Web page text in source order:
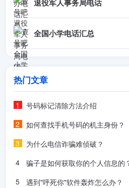
退役军人事务局电话
全国小学电话汇总
热门文章
号码标记清除方法介绍
如何查找手机号码的机主身份？
为什么电信诈骗难侦破？
骗子是如何获取你的个人信息的
遇到"呼死你"软件轰炸怎么办？